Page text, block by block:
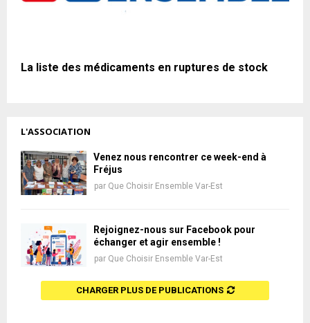
La liste des médicaments en ruptures de stock
L'ASSOCIATION
Venez nous rencontrer ce week-end à
Fréjus
par Que Choisir Ensemble Var-Est
Rejoignez-nous sur Facebook pour
échanger et agir ensemble !
par Que Choisir Ensemble Var-Est
CHARGER PLUS DE PUBLICATIONS